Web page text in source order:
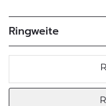
Ringweite